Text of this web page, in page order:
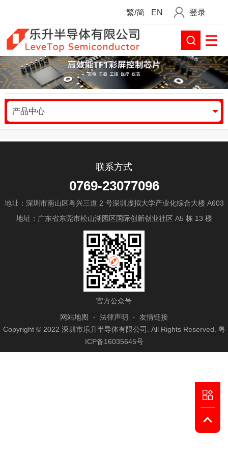
繁/简 EN 登录
产品中心
联系方式
0769-23077096
地址：深圳市南山区粤兴三道 2 号深圳虚拟大学产业化综合大楼 A603
地址：广东省东莞市松山湖园区国际创新创业社区 A5 栋 13 楼
官方公众号
网站地图
法律声明
友情链接
Copyright © 2022 深圳市乐升半导体有限公司. All Rights Reserved. 粤
ICP备16035645号